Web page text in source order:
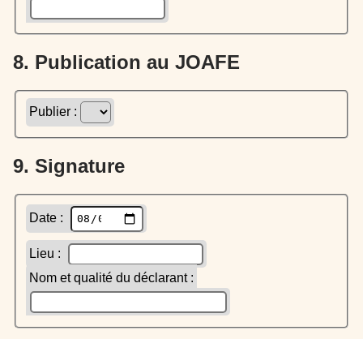
8. Publication au JOAFE
Publier :
9. Signature
Date :
Lieu :
Nom et qualité du déclarant :